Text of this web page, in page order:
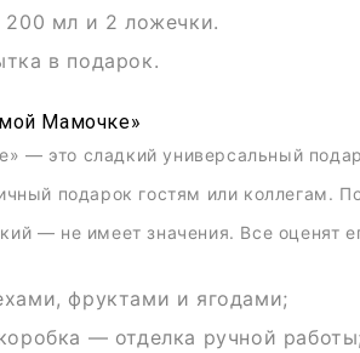
мл и 2 ложечки.
в подарок.
Мамочке»
— это сладкий универсальный
подарок гостям или коллегам.
— не имеет значения. Все оценят
фруктами и ягодами;
— отделка ручной